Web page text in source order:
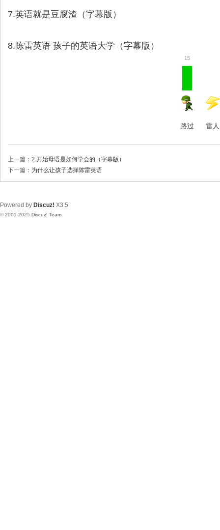
7.英语就是豆腐渣（字幕版）
8.陈雷英语 孩子的英语大学（字幕版）
15
路过 雷人
上一篇： 2.开始母语是如何学会的（字幕版）
下一篇： 为什么让孩子选择陈雷英语
Powered by Discuz! X3.5
© 2001-2025 Discuz! Team